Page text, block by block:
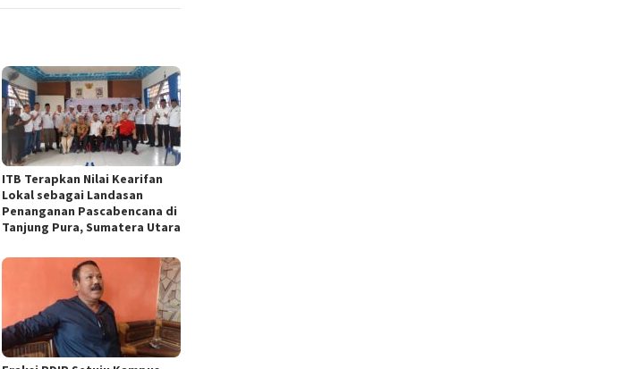
ITB Terapkan Nilai Kearifan
Lokal sebagai Landasan
Penanganan Pascabencana di
Tanjung Pura, Sumatera Utara